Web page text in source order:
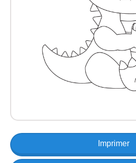
Imprimer